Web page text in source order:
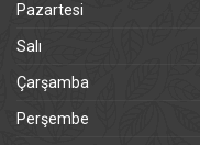
Pazartesi
Salı
Çarşamba
Perşembe